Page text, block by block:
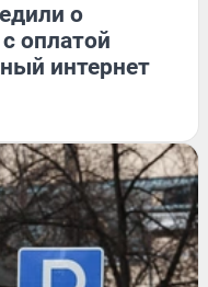
о
оплатой
интернет